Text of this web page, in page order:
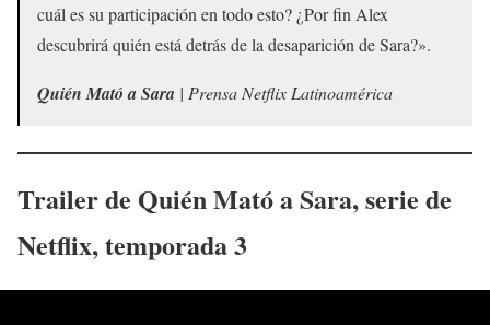
cuál es su participación en todo esto? ¿Por fin Alex
descubrirá quién está detrás de la desaparición de Sara?».
Quién Mató a Sara | Prensa Netflix Latinoamérica
Trailer de Quién Mató a Sara, serie de
Netflix, temporada 3